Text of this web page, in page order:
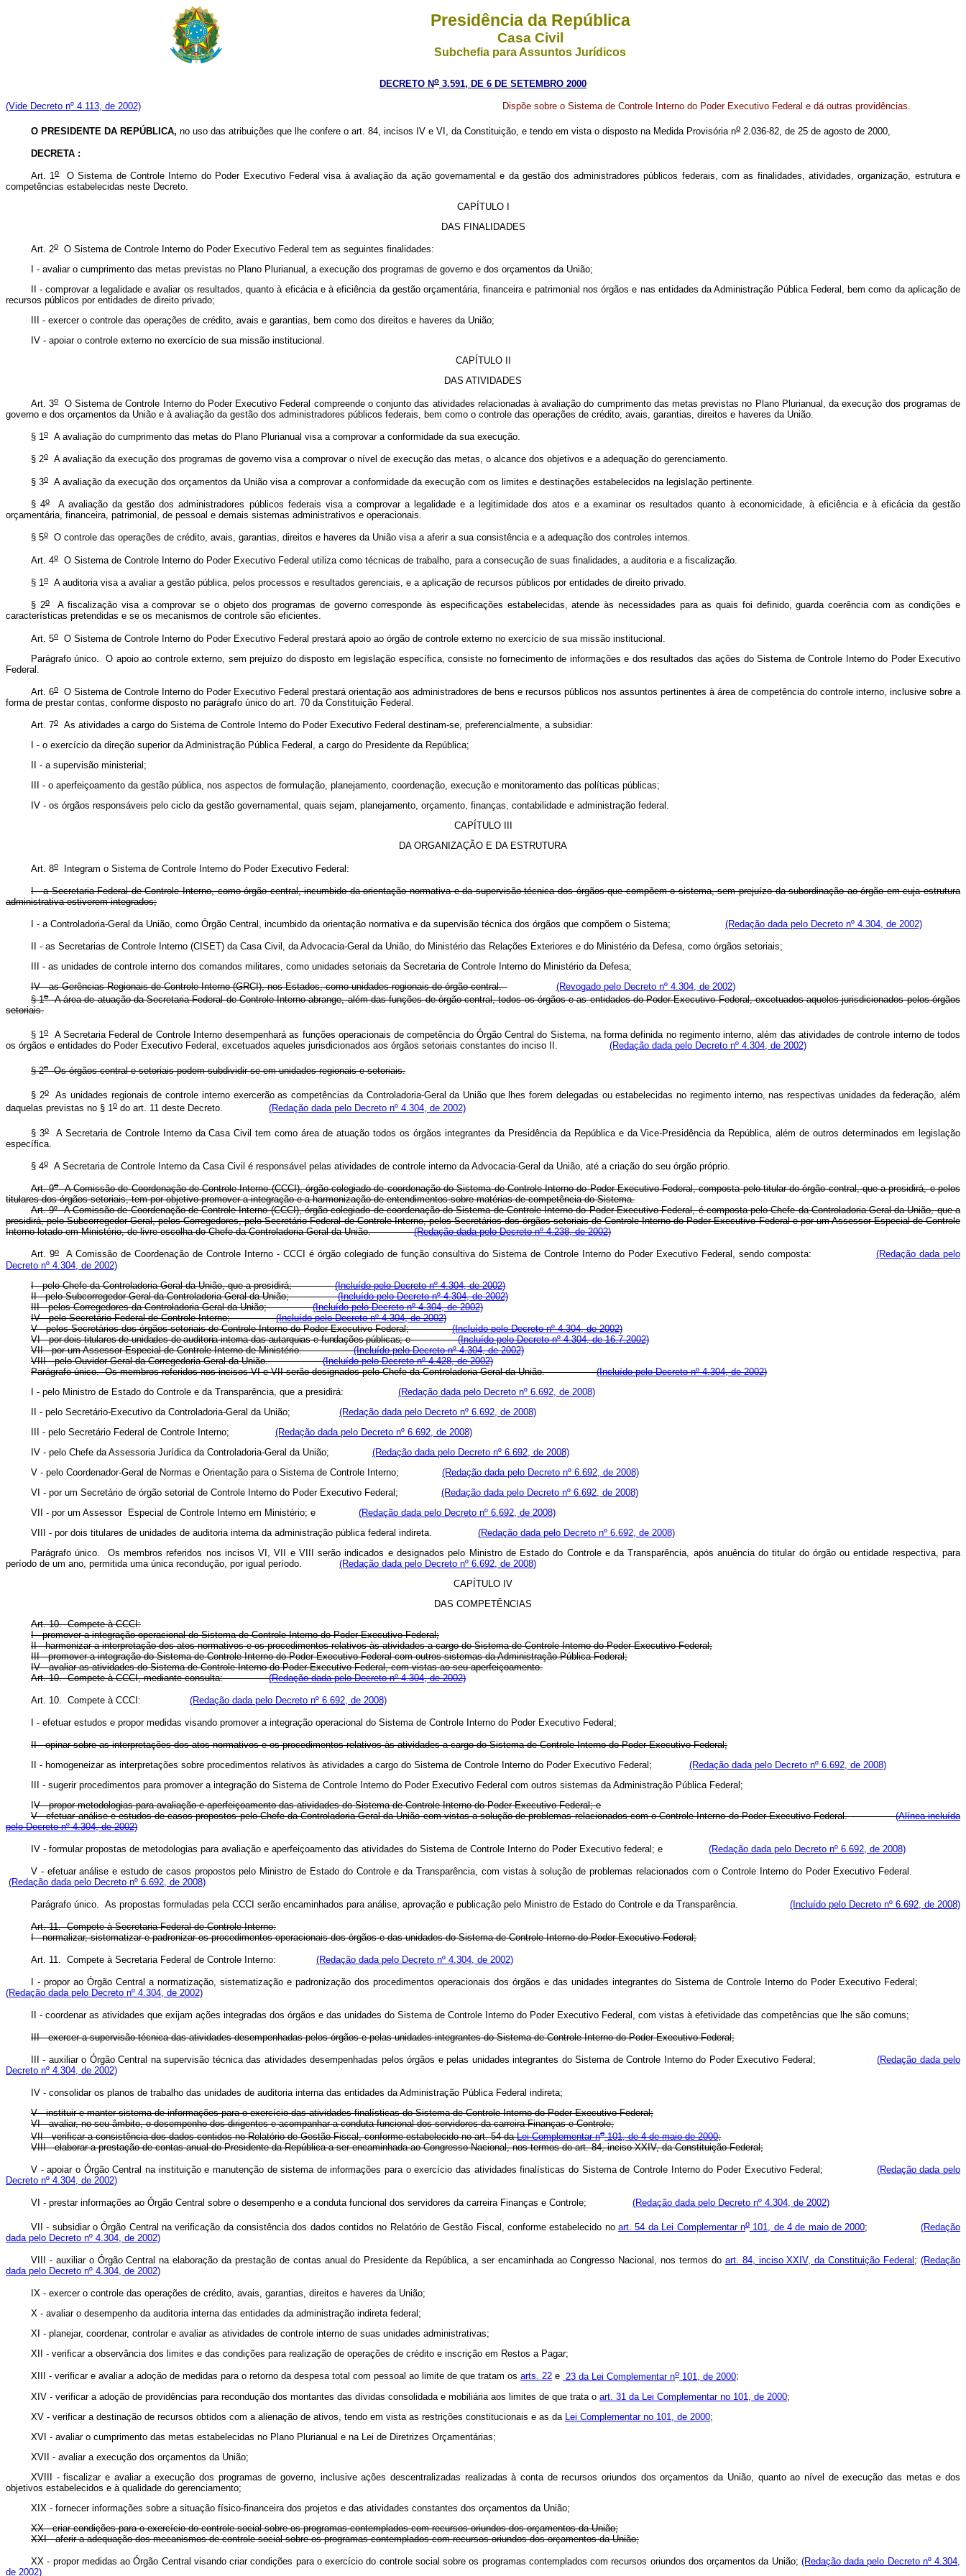
Presidência da República
Casa Civil
Subchefia para Assuntos Jurídicos
DECRETO No 3.591, DE 6 DE SETEMBRO 2000
(Vide Decreto nº 4.113, de 2002) Dispõe sobre o Sistema de Controle Interno do Poder Executivo Federal e dá outras providências.
O PRESIDENTE DA REPÚBLICA, no uso das atribuições que lhe confere o art. 84, incisos IV e VI, da Constituição, e tendo em vista o disposto na Medida Provisória no 2.036-82, de 25 de agosto de 2000,
DECRETA :
Art. 1oO Sistema de Controle Interno do Poder Executivo Federal visa à avaliação da ação governamental e da gestão dos administradores públicos federais, com as finalidades, atividades, organização, estrutura e
competências estabelecidas neste Decreto.
CAPÍTULO I
DAS FINALIDADES
Art. 2o
O Sistema de Controle Interno do Poder Executivo Federal tem as seguintes finalidades:
I - avaliar o cumprimento das metas previstas no Plano Plurianual, a execução dos programas de governo e dos orçamentos da União;
II - comprovar a legalidade e avaliar os resultados, quanto à eficácia e à eficiência da gestão orçamentária, financeira e patrimonial nos órgãos e nas entidades da Administração Pública Federal, bem como da aplicação de
recursos públicos por entidades de direito privado;
III - exercer o controle das operações de crédito, avais e garantias, bem como dos direitos e haveres da União;
IV - apoiar o controle externo no exercício de sua missão institucional.
CAPÍTULO II
DAS ATIVIDADES
Art. 3oO Sistema de Controle Interno do Poder Executivo Federal compreende o conjunto das atividades relacionadas à avaliação do cumprimento das metas previstas no Plano Plurianual, da execução dos programas de
governo e dos orçamentos da União e à avaliação da gestão dos administradores públicos federais, bem como o controle das operações de crédito, avais, garantias, direitos e haveres da União.
§ 1o A avaliação do cumprimento das metas do Plano Plurianual visa a comprovar a conformidade da sua execução.
§ 2o A avaliação da execução dos programas de governo visa a comprovar o nível de execução das metas, o alcance dos objetivos e a adequação do gerenciamento.
§ 3o A avaliação da execução dos orçamentos da União visa a comprovar a conformidade da execução com os limites e destinações estabelecidos na legislação pertinente.
§ 4o
A avaliação da gestão dos administradores públicos federais visa a comprovar a legalidade e a legitimidade dos atos e a examinar os resultados quanto à economicidade, à eficiência e à eficácia da gestão
orçamentária, financeira, patrimonial, de pessoal e demais sistemas administrativos e operacionais.
§ 5o O controle das operações de crédito, avais, garantias, direitos e haveres da União visa a aferir a sua consistência e a adequação dos controles internos.
Art. 4o O Sistema de Controle Interno do Poder Executivo Federal utiliza como técnicas de trabalho, para a consecução de suas finalidades, a auditoria e a fiscalização.
§ 1o A auditoria visa a avaliar a gestão pública, pelos processos e resultados gerenciais, e a aplicação de recursos públicos por entidades de direito privado.
§ 2oA fiscalização visa a comprovar se o objeto dos programas de governo corresponde às especificações estabelecidas, atende às necessidades para as quais foi definido, guarda coerência com as condições e
características pretendidas e se os mecanismos de controle são eficientes.
Art. 5o
O Sistema de Controle Interno do Poder Executivo Federal prestará apoio ao órgão de controle externo no exercício de sua missão institucional.
Parágrafo único. O apoio ao controle externo, sem prejuízo do disposto em legislação específica, consiste no fornecimento de informações e dos resultados das ações do Sistema de Controle Interno do Poder Executivo
Federal.
Art. 6o
O Sistema de Controle Interno do Poder Executivo Federal prestará orientação aos administradores de bens e recursos públicos nos assuntos pertinentes à área de competência do controle interno, inclusive sobre a
forma de prestar contas, conforme disposto no parágrafo único do art. 70 da Constituição Federal.
Art. 7o
As atividades a cargo do Sistema de Controle Interno do Poder Executivo Federal destinam-se, preferencialmente, a subsidiar:
I - o exercício da direção superior da Administração Pública Federal, a cargo do Presidente da República;
II - a supervisão ministerial;
III - o aperfeiçoamento da gestão pública, nos aspectos de formulação, planejamento, coordenação, execução e monitoramento das políticas públicas;
IV - os órgãos responsáveis pelo ciclo da gestão governamental, quais sejam, planejamento, orçamento, finanças, contabilidade e administração federal.
CAPÍTULO III
DA ORGANIZAÇÃO E DA ESTRUTURA
Art. 8o Integram o Sistema de Controle Interno do Poder Executivo Federal:
I - a Secretaria Federal de Controle Interno, como órgão central, incumbido da orientação normativa e da supervisão técnica dos órgãos que compõem o sistema, sem prejuízo da subordinação ao órgão em cuja estrutura
administrativa estiverem integrados;
I - a Controladoria-Geral da União, como Órgão Central, incumbido da orientação normativa e da supervisão técnica dos órgãos que compõem o Sistema; (Redação dada pelo Decreto nº 4.304, de 2002)
II - as Secretarias de Controle Interno (CISET) da Casa Civil, da Advocacia-Geral da União, do Ministério das Relações Exteriores e do Ministério da Defesa, como órgãos setoriais;
III - as unidades de controle interno dos comandos militares, como unidades setoriais da Secretaria de Controle Interno do Ministério da Defesa;
IV - as Gerências Regionais de Controle Interno (GRCI), nos Estados, como unidades regionais do órgão central.
(Revogado pelo Decreto nº 4.304, de 2002)
§ 1oA área de atuação da Secretaria Federal de Controle Interno abrange, além das funções de órgão central, todos os órgãos e as entidades do Poder Executivo Federal, excetuados aqueles jurisdicionados pelos órgãos
setoriais.
§ 1oA Secretaria Federal de Controle Interno desempenhará as funções operacionais de competência do Órgão Central do Sistema, na forma definida no regimento interno, além das atividades de controle interno de todos
os órgãos e entidades do Poder Executivo Federal, excetuados aqueles jurisdicionados aos órgãos setoriais constantes do inciso II. (Redação dada pelo Decreto nº 4.304, de 2002)
§ 2oOs órgãos central e setoriais podem subdividir-se em unidades regionais e setoriais.
§ 2oAs unidades regionais de controle interno exercerão as competências da Controladoria-Geral da União que lhes forem delegadas ou estabelecidas no regimento interno, nas respectivas unidades da federação, além
daquelas previstas no § 1o do art. 11 deste Decreto. (Redação dada pelo Decreto nº 4.304, de 2002)
§ 3oA Secretaria de Controle Interno da Casa Civil tem como área de atuação todos os órgãos integrantes da Presidência da República e da Vice-Presidência da República, além de outros determinados em legislação
específica.
§ 4o A Secretaria de Controle Interno da Casa Civil é responsável pelas atividades de controle interno da Advocacia-Geral da União, até a criação do seu órgão próprio.
Art. 9oA Comissão de Coordenação de Controle Interno (CCCI), órgão colegiado de coordenação do Sistema de Controle Interno do Poder Executivo Federal, composta pelo titular do órgão central, que a presidirá, e pelos
titulares dos órgãos setoriais, tem por objetivo promover a integração e a harmonização de entendimentos sobre matérias de competência do Sistema.
Art. 9º A Comissão de Coordenação de Controle Interno (CCCI), órgão colegiado de coordenação do Sistema de Controle Interno do Poder Executivo Federal, é composta pelo Chefe da Controladoria-Geral da União, que a
presidirá, pelo Subcorregedor-Geral, pelos Corregedores, pelo Secretário Federal de Controle Interno, pelos Secretários dos órgãos setoriais de Controle Interno do Poder Executivo Federal e por um Assessor Especial de Controle
Interno lotado em Ministério, de livre escolha do Chefe da Controladoria-Geral da União.(Redação dada pelo Decreto nº 4.238, de 2002)
Art. 9o A Comissão de Coordenação de Controle Interno - CCCI é órgão colegiado de função consultiva do Sistema de Controle Interno do Poder Executivo Federal, sendo composta:
(Redação dada pelo
Decreto nº 4.304, de 2002)
I - pelo Chefe da Controladoria-Geral da União, que a presidirá;(Incluído pelo Decreto nº 4.304, de 2002)
II - pelo Subcorregedor-Geral da Controladoria-Geral da União;(Incluído pelo Decreto nº 4.304, de 2002)
III - pelos Corregedores da Controladoria-Geral da União;(Incluído pelo Decreto nº 4.304, de 2002)
IV - pelo Secretário Federal de Controle Interno;(Incluído pelo Decreto nº 4.304, de 2002)
V - pelos Secretários dos órgãos setoriais de Controle Interno do Poder Executivo Federal;(Incluído pelo Decreto nº 4.304, de 2002)
VI -por dois titulares de unidades de auditoria interna das autarquias e fundações públicas; e (Incluído pelo Decreto nº 4.304, de 16.7.2002)
VII - por um Assessor Especial de Controle Interno de Ministério.(Incluído pelo Decreto nº 4.304, de 2002)
VIII - pelo Ouvidor-Geral da Corregedoria-Geral da União.(Incluído pelo Decreto nº 4.428, de 2002)
Parágrafo único. Os membros referidos nos incisos VI e VII serão designados pelo Chefe da Controladoria-Geral da União.(Incluído pelo Decreto nº 4.304, de 2002)
I - pelo Ministro de Estado do Controle e da Transparência, que a presidirá: (Redação dada pelo Decreto nº 6.692, de 2008)
II - pelo Secretário-Executivo da Controladoria-Geral da União; (Redação dada pelo Decreto nº 6.692, de 2008)
III - pelo Secretário Federal de Controle Interno; (Redação dada pelo Decreto nº 6.692, de 2008)
IV - pelo Chefe da Assessoria Jurídica da Controladoria-Geral da União; (Redação dada pelo Decreto nº 6.692, de 2008)
V - pelo Coordenador-Geral de Normas e Orientação para o Sistema de Controle Interno; (Redação dada pelo Decreto nº 6.692, de 2008)
VI - por um Secretário de órgão setorial de Controle Interno do Poder Executivo Federal; (Redação dada pelo Decreto nº 6.692, de 2008)
VII - por um Assessor Especial de Controle Interno em Ministério; e (Redação dada pelo Decreto nº 6.692, de 2008)
VIII - por dois titulares de unidades de auditoria interna da administração pública federal indireta. (Redação dada pelo Decreto nº 6.692, de 2008)
Parágrafo único. Os membros referidos nos incisos VI, VII e VIII serão indicados e designados pelo Ministro de Estado do Controle e da Transparência, após anuência do titular do órgão ou entidade respectiva, para
período de um ano, permitida uma única recondução, por igual período. (Redação dada pelo Decreto nº 6.692, de 2008)
CAPÍTULO IV
DAS COMPETÊNCIAS
Art. 10. Compete à CCCI:
I - promover a integração operacional do Sistema de Controle Interno do Poder Executivo Federal;
II - harmonizar a interpretação dos atos normativos e os procedimentos relativos às atividades a cargo do Sistema de Controle Interno do Poder Executivo Federal;
III - promover a integração do Sistema de Controle Interno do Poder Executivo Federal com outros sistemas da Administração Pública Federal;
IV - avaliar as atividades do Sistema de Controle Interno do Poder Executivo Federal, com vistas ao seu aperfeiçoamento.
Art. 10.Compete à CCCI, mediante consulta: (Redação dada pelo Decreto nº 4.304, de 2002)
Art. 10. Compete à CCCI: (Redação dada pelo Decreto nº 6.692, de 2008)
I - efetuar estudos e propor medidas visando promover a integração operacional do Sistema de Controle Interno do Poder Executivo Federal;
II - opinar sobre as interpretações dos atos normativos e os procedimentos relativos às atividades a cargo do Sistema de Controle Interno do Poder Executivo Federal;
II - homogeneizar as interpretações sobre procedimentos relativos às atividades a cargo do Sistema de Controle Interno do Poder Executivo Federal; (Redação dada pelo Decreto nº 6.692, de 2008)
III - sugerir procedimentos para promover a integração do Sistema de Controle Interno do Poder Executivo Federal com outros sistemas da Administração Pública Federal;
IV - propor metodologias para avaliação e aperfeiçoamento das atividades do Sistema de Controle Interno do Poder Executivo Federal; e
V - efetuar análise e estudos de casos propostos pelo Chefe da Controladoria-Geral da União com vistas a solução de problemas relacionados com o Controle Interno do Poder Executivo Federal.
(Alínea incluída
pelo Decreto nº 4.304, de 2002)
IV - formular propostas de metodologias para avaliação e aperfeiçoamento das atividades do Sistema de Controle Interno do Poder Executivo federal; e (Redação dada pelo Decreto nº 6.692, de 2008)
V - efetuar análise e estudo de casos propostos pelo Ministro de Estado do Controle e da Transparência, com vistas à solução de problemas relacionados com o Controle Interno do Poder Executivo Federal.
(Redação dada pelo Decreto nº 6.692, de 2008)
Parágrafo único. As propostas formuladas pela CCCI serão encaminhados para análise, aprovação e publicação pelo Ministro de Estado do Controle e da Transparência. (Incluído pelo Decreto nº 6.692, de 2008)
Art. 11. Compete à Secretaria Federal de Controle Interno:
I - normalizar, sistematizar e padronizar os procedimentos operacionais dos órgãos e das unidades do Sistema de Controle Interno do Poder Executivo Federal;
Art. 11. Compete à Secretaria Federal de Controle Interno: (Redação dada pelo Decreto nº 4.304, de 2002)
I - propor ao Órgão Central a normatização, sistematização e padronização dos procedimentos operacionais dos órgãos e das unidades integrantes do Sistema de Controle Interno do Poder Executivo Federal;
(Redação dada pelo Decreto nº 4.304, de 2002)
II - coordenar as atividades que exijam ações integradas dos órgãos e das unidades do Sistema de Controle Interno do Poder Executivo Federal, com vistas à efetividade das competências que lhe são comuns;
III - exercer a supervisão técnica das atividades desempenhadas pelos órgãos e pelas unidades integrantes do Sistema de Controle Interno do Poder Executivo Federal;
III - auxiliar o Órgão Central na supervisão técnica das atividades desempenhadas pelos órgãos e pelas unidades integrantes do Sistema de Controle Interno do Poder Executivo Federal;
(Redação dada pelo
Decreto nº 4.304, de 2002)
IV - consolidar os planos de trabalho das unidades de auditoria interna das entidades da Administração Pública Federal indireta;
V - instituir e manter sistema de informações para o exercício das atividades finalísticas do Sistema de Controle Interno do Poder Executivo Federal;
VI - avaliar, no seu âmbito, o desempenho dos dirigentes e acompanhar a conduta funcional dos servidores da carreira Finanças e Controle;
VII - verificar a consistência dos dados contidos no Relatório de Gestão Fiscal, conforme estabelecido no art. 54 daLei Complementar no101, de 4 de maio de 2000;
VIII - elaborar a prestação de contas anual do Presidente da República a ser encaminhada ao Congresso Nacional, nos termos do art. 84, inciso XXIV, da Constituição Federal;
V - apoiar o Órgão Central na instituição e manutenção de sistema de informações para o exercício das atividades finalísticas do Sistema de Controle Interno do Poder Executivo Federal;
(Redação dada pelo
Decreto nº 4.304, de 2002)
VI - prestar informações ao Órgão Central sobre o desempenho e a conduta funcional dos servidores da carreira Finanças e Controle; (Redação dada pelo Decreto nº 4.304, de 2002)
VII - subsidiar o Órgão Central na verificação da consistência dos dados contidos no Relatório de Gestão Fiscal, conforme estabelecido noart. 54 da Lei Complementar no101, de 4 de maio de 2000;
(Redação
dada pelo Decreto nº 4.304, de 2002)
VIII - auxiliar o Órgão Central na elaboração da prestação de contas anual do Presidente da República, a ser encaminhada ao Congresso Nacional, nos termos do art. 84, inciso XXIV, da Constituição Federal ;(Redação
dada pelo Decreto nº 4.304, de 2002)
IX - exercer o controle das operações de crédito, avais, garantias, direitos e haveres da União;
X - avaliar o desempenho da auditoria interna das entidades da administração indireta federal;
XI - planejar, coordenar, controlar e avaliar as atividades de controle interno de suas unidades administrativas;
XII - verificar a observância dos limites e das condições para realização de operações de crédito e inscrição em Restos a Pagar;
XIII - verificar e avaliar a adoção de medidas para o retorno da despesa total com pessoal ao limite de que tratam os arts. 22 e 23 da Lei Complementar no 101, de 2000;
XIV - verificar a adoção de providências para recondução dos montantes das dívidas consolidada e mobiliária aos limites de que trata o art. 31 da Lei Complementar no 101, de 2000;
XV - verificar a destinação de recursos obtidos com a alienação de ativos, tendo em vista as restrições constitucionais e as da Lei Complementar no 101, de 2000;
XVI - avaliar o cumprimento das metas estabelecidas no Plano Plurianual e na Lei de Diretrizes Orçamentárias;
XVII - avaliar a execução dos orçamentos da União;
XVIII - fiscalizar e avaliar a execução dos programas de governo, inclusive ações descentralizadas realizadas à conta de recursos oriundos dos orçamentos da União, quanto ao nível de execução das metas e dos
objetivos estabelecidos e à qualidade do gerenciamento;
XIX - fornecer informações sobre a situação físico-financeira dos projetos e das atividades constantes dos orçamentos da União;
XX - criar condições para o exercício do controle social sobre os programas contemplados com recursos oriundos dos orçamentos da União;
XXI - aferir a adequação dos mecanismos de controle social sobre os programas contemplados com recursos oriundos dos orçamentos da União;
XX - propor medidas ao Órgão Central visando criar condições para o exercício do controle social sobre os programas contemplados com recursos oriundos dos orçamentos da União; (Redação dada pelo Decreto nº 4.304,
de 2002)